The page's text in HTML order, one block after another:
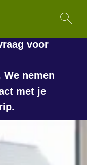
voor
We nemen
met je